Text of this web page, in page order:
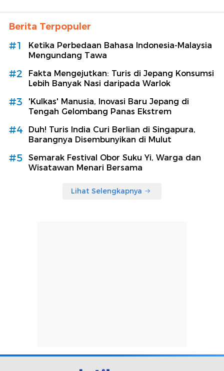
Berita Terpopuler
#1
Ketika Perbedaan Bahasa Indonesia-Malaysia
Mengundang Tawa
#2
Fakta Mengejutkan: Turis di Jepang Konsumsi
Lebih Banyak Nasi daripada Warlok
#3
'Kulkas' Manusia, Inovasi Baru Jepang di
Tengah Gelombang Panas Ekstrem
#4
Duh! Turis India Curi Berlian di Singapura,
Barangnya Disembunyikan di Mulut
#5
Semarak Festival Obor Suku Yi, Warga dan
Wisatawan Menari Bersama
Lihat Selengkapnya